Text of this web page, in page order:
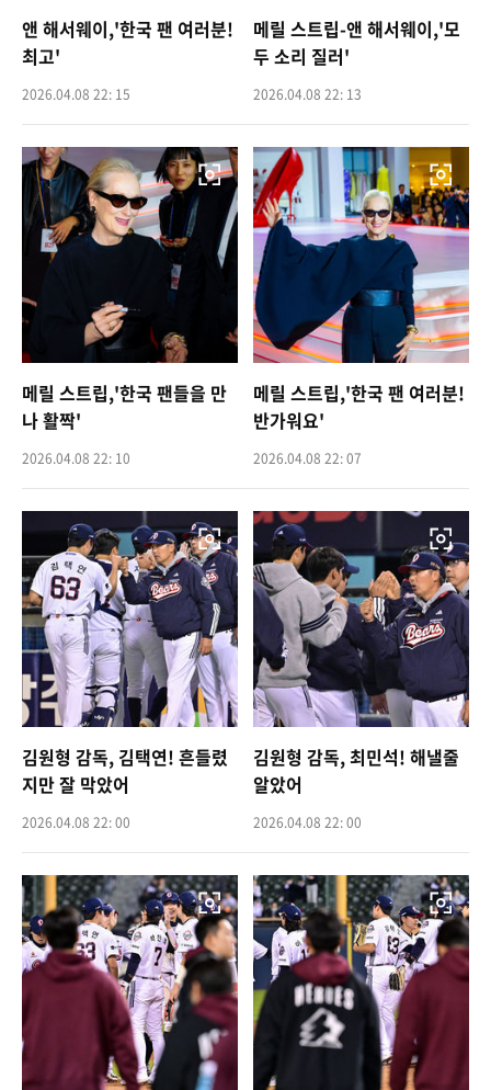
앤 해서웨이,'한국 팬 여러분!
최고'
2026.04.08 22: 15
메릴 스트립-앤 해서웨이,'모
두 소리 질러'
2026.04.08 22: 13
메릴 스트립,'한국 팬들을 만
나 활짝'
2026.04.08 22: 10
메릴 스트립,'한국 팬 여러분!
반가워요'
2026.04.08 22: 07
김원형 감독, 김택연! 흔들렸
지만 잘 막았어
2026.04.08 22: 00
김원형 감독, 최민석! 해낼줄
알았어
2026.04.08 22: 00